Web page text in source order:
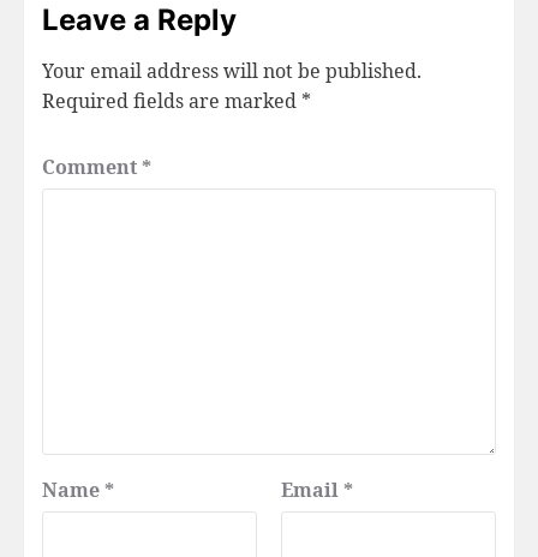
Leave a Reply
Your email address will not be published.
Required fields are marked *
Comment *
Name * Email *